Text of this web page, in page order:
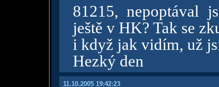
81215, nepoptával
ještě v HK? Tak se
i když jak vidím, už
Hezký den
11.10.2005 19:42:23